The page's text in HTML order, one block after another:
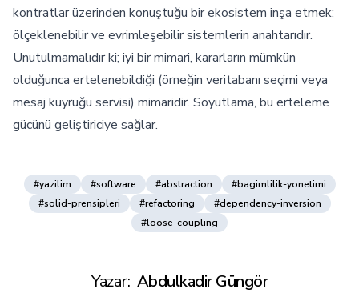
kontratlar üzerinden konuştuğu bir ekosistem inşa etmek;
ölçeklenebilir ve evrimleşebilir sistemlerin anahtarıdır.
Unutulmamalıdır ki; iyi bir mimari, kararların mümkün
olduğunca ertelenebildiği (örneğin veritabanı seçimi veya
mesaj kuyruğu servisi) mimaridir. Soyutlama, bu erteleme
gücünü geliştiriciye sağlar.
#yazilim #software #abstraction
#bagimlilik-yonetimi
#solid-prensipleri
#refactoring
#dependency-inversion
#loose-coupling
Yazar: Abdulkadir Güngör